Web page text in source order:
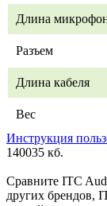
Длина
Разъем
Длина кабеля
Вес
Инструкция
140035 кб.
Сравните ITC
других брендов,